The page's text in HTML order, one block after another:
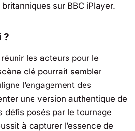
sur BBC iPlayer.
?
les acteurs pour le
clé pourrait sembler
l’engagement des
une version authentique de
défis posés par le tournage
à capturer l’essence de